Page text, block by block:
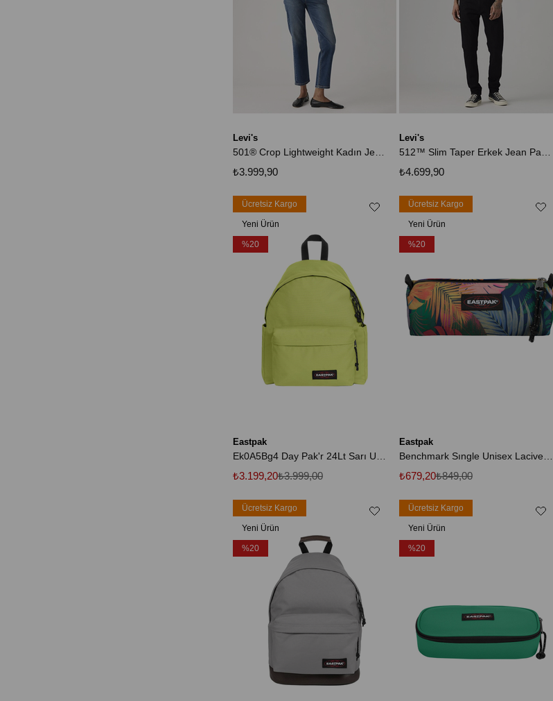
Levi's
₺3.999,90
Levi's
₺4.699,90
Eastpak
₺3.199,20₺3.999,00
Ücretsiz Kargo
Yeni Ürün
%20
Eastpak
₺679,20₺849,00
Ücretsiz Kargo
Yeni Ürün
%20
Ücretsiz Kargo
Yeni Ürün
%20
Ücretsiz Kargo
Yeni Ürün
%20